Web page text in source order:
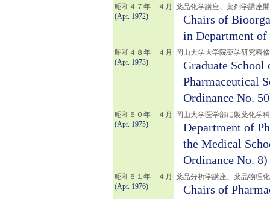
昭和４７年 ４月
(Apr. 1972)
薬品化学講座、薬剤学講座
Chairs of
in Department of
昭和４８年 ４月
(Apr. 1973)
岡山大学大学院薬学研究科
Graduate School
Pharmaceutical
Ordinance No.
昭和５０年 ４月
(Apr. 1975)
岡山大学医学部に製薬化学
Department of
the Medical
Ordinance No. 8)
昭和５１年 ４月
(Apr. 1976)
薬品分析学講座、薬品物理
Chairs of